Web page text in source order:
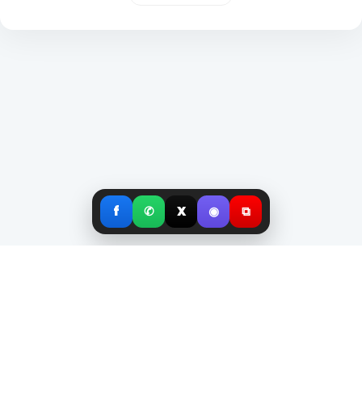
f ✆ X ◉ ⧉